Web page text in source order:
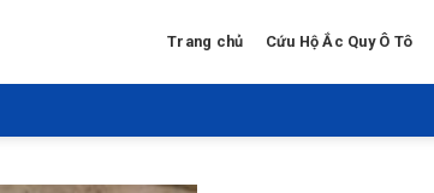
Trang chủ Cứu Hộ Ắc Quy Ô Tô